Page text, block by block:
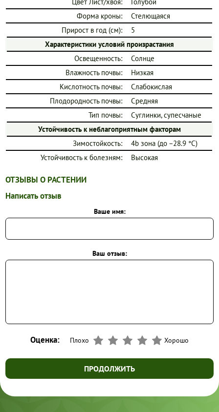
Форма кроны:
Стелющаяся
Прирост в год (см):
5
Характеристики условий произрастания
Освещенность:
Солнце
Влажность почвы:
Низкая
Кислотность почвы:
Слабокислая
Плодородность почвы:
Средняя
Тип почвы:
Суглинки, супесчаные
Устойчивость к неблагоприятным факторам
Зимостойкость:
4b зона (до −28.9 °C)
Устойчивость к болезням:
Высокая
ОТЗЫВЫ О РАСТЕНИИ
Написать отзыв
Ваше имя:
Ваш отзыв:
Оценка: Плохо Хорошо
ПРОДОЛЖИТЬ